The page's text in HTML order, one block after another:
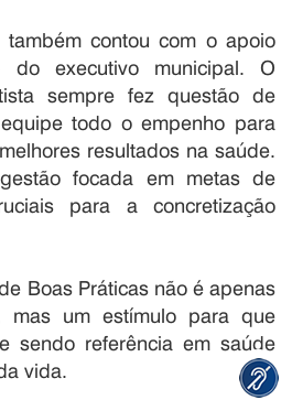
contou com o apoio
do executivo municipal. O
sempre fez questão de
todo o empenho para
resultados na saúde.
focada em metas de
para a concretização
Boas Práticas não é apenas
mas um estímulo para que
sendo referência em saúde
vida.